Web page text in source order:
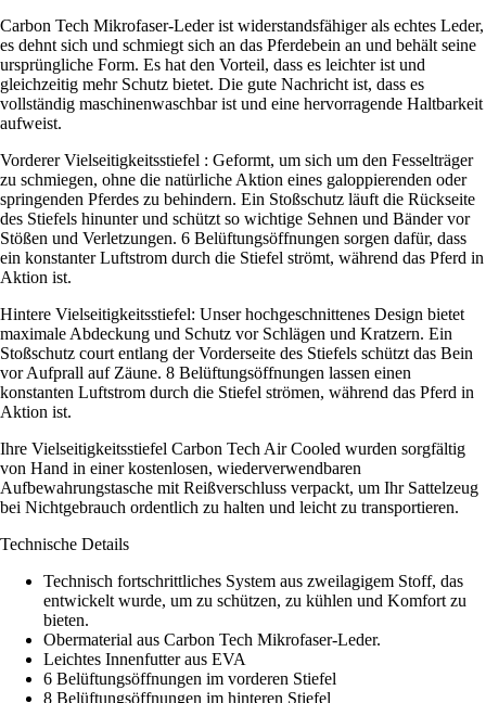
Carbon Tech Mikrofaser-Leder ist widerstandsfähiger als echtes Leder,
es dehnt sich und schmiegt sich an das Pferdebein an und behält seine
ursprüngliche Form. Es hat den Vorteil, dass es leichter ist und
gleichzeitig mehr Schutz bietet. Die gute Nachricht ist, dass es
vollständig maschinenwaschbar ist und eine hervorragende Haltbarkeit
aufweist.
Vorderer Vielseitigkeitsstiefel : Geformt, um sich um den Fesselträger
zu schmiegen, ohne die natürliche Aktion eines galoppierenden oder
springenden Pferdes zu behindern. Ein Stoßschutz läuft die Rückseite
des Stiefels hinunter und schützt so wichtige Sehnen und Bänder vor
Stößen und Verletzungen. 6 Belüftungsöffnungen sorgen dafür, dass
ein konstanter Luftstrom durch die Stiefel strömt, während das Pferd in
Aktion ist.
Hintere Vielseitigkeitsstiefel: Unser hochgeschnittenes Design bietet
maximale Abdeckung und Schutz vor Schlägen und Kratzern. Ein
Stoßschutz court entlang der Vorderseite des Stiefels schützt das Bein
vor Aufprall auf Zäune. 8 Belüftungsöffnungen lassen einen
konstanten Luftstrom durch die Stiefel strömen, während das Pferd in
Aktion ist.
Ihre Vielseitigkeitsstiefel Carbon Tech Air Cooled wurden sorgfältig
von Hand in einer kostenlosen, wiederverwendbaren
Aufbewahrungstasche mit Reißverschluss verpackt, um Ihr Sattelzeug
bei Nichtgebrauch ordentlich zu halten und leicht zu transportieren.
Technische Details
Technisch fortschrittliches System aus zweilagigem Stoff, das
entwickelt wurde, um zu schützen, zu kühlen und Komfort zu
bieten.
Obermaterial aus Carbon Tech Mikrofaser-Leder.
Leichtes Innenfutter aus EVA
6 Belüftungsöffnungen im vorderen Stiefel
8 Belüftungsöffnungen im hinteren Stiefel